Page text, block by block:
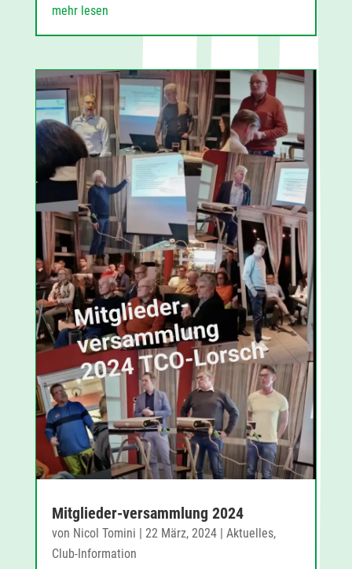
mehr lesen
Mitglieder-versammlung 2024
von Nicol Tomini 22 März, 2024| Aktuelles,
Club-Information